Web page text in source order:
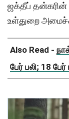
ஜக்தீப் தன்கரின்
உள்துறை
Also Read -
பேர் பலி; 18